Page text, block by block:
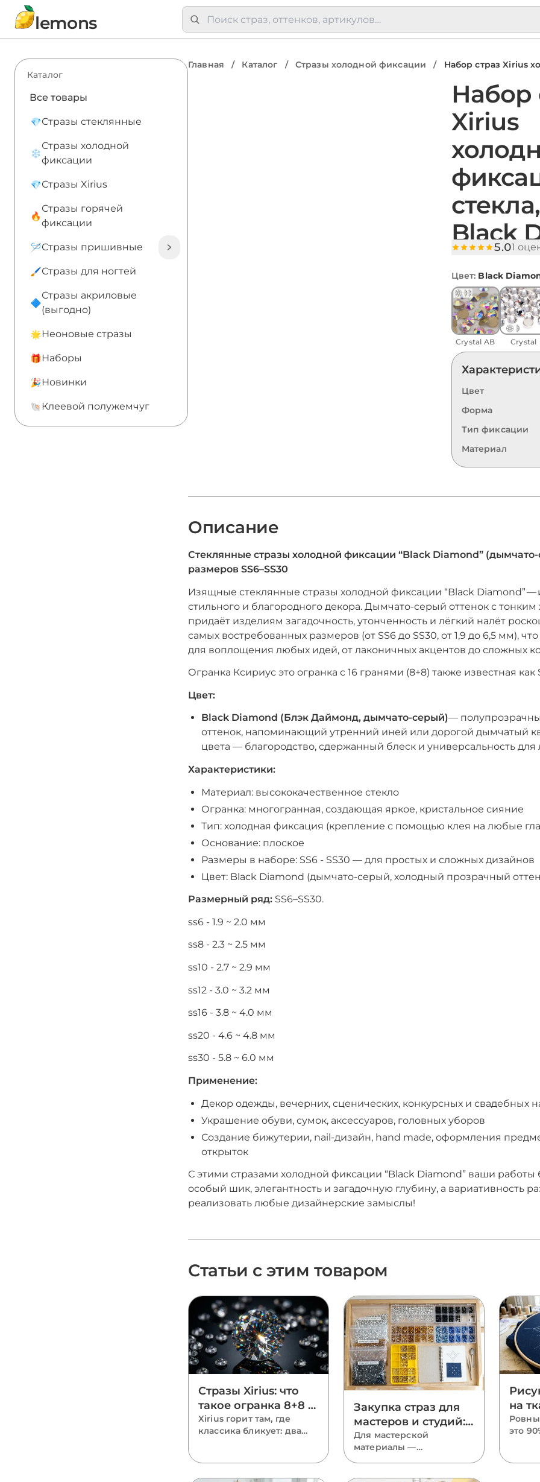
lemons
Каталог
Все товары
Стразы стеклянные
Стразы холодной
фиксации
Стразы Xirius
Стразы горячей
фиксации
Стразы пришивные
Стразы для ногтей
Стразы акриловые
(выгодно)
Неоновые стразы
Наборы
Новинки
Клеевой полужемчуг
Главная / Каталог / Стразы холодной фиксации / Набор страз Xirius
Набор
Xirius
Black
5.0 1
Цвет: Black
Crystal AB Crystal
Цвет
Форма
Тип фиксации
Материал
Описание
Стеклянные стразы холодной фиксации “Black Diamond”
размеров SS6–SS30
Изящные стеклянные стразы холодной фиксации “Black Diamond”
стильного и благородного декора. Дымчато-серый оттенок с
придаёт изделиям загадочность, утонченность и лёгкий налёт
самых востребованных размеров (от SS6 до SS30, от 1,9 до 6,5 мм),
для воплощения любых идей, от лаконичных акцентов до сложных
Огранка Ксириус это огранка с 16 гранями (8+8) также известная как
Цвет:
Black Diamond (Блэк Даймонд, дымчато-серый)—
оттенок, напоминающий утренний иней или дорогой дымчатый
цвета — благородство, сдержанный блеск и универсальность для
Характеристики:
Материал: высококачественное стекло
Огранка: многогранная, создающая яркое, кристальное сияние
Тип: холодная фиксация (крепление с помощью клея на любые
Основание: плоское
Размеры в наборе: SS6 - SS30 — для простых и сложных дизайнов
Цвет: Black Diamond (дымчато-серый, холодный прозрачный
Размерный ряд: SS6–SS30.
ss6 - 1.9 ~ 2.0 мм
ss8 - 2.3 ~ 2.5 мм
ss10 - 2.7 ~ 2.9 мм
ss12 - 3.0 ~ 3.2 мм
ss16 - 3.8 ~ 4.0 мм
ss20 - 4.6 ~ 4.8 мм
ss30 - 5.8 ~ 6.0 мм
Применение:
Декор одежды, вечерних, сценических, конкурсных и свадебных
Украшение обуви, сумок, аксессуаров, головных уборов
Создание бижутерии, nail-дизайн, hand made, оформления
открыток
С этими стразами холодной фиксации “Black Diamond” ваши работы
особый шик, элегантность и загадочную глубину, а вариативность
реализовать любые дизайнерские замыслы!
Статьи с этим товаром
Стразы Xirius: что
такое огранка 8+8 и
когда она стоит
своих денег
Xirius горит там, где
классика бликует: два
огранка 8+8, где
Закупка страз для
мастеров и студий:
пять правил
экономии
Для мастерской
материалы —
на
это